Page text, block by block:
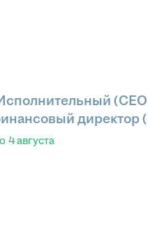
директор
4 августа